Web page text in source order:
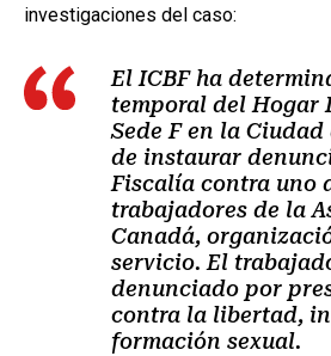
investigaciones del caso:
El ICBF ha
temporal del Hogar
Sede F en la
de instaurar
Fiscalía contra uno
trabajadores de la
Canadá,
servicio. El
denunciado por
contra la libertad,
formación sexual.